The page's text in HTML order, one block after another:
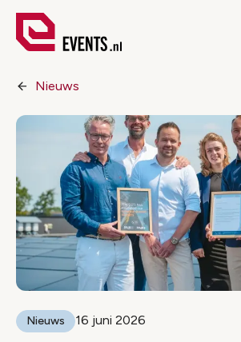
Nieuws
Nieuws 16 juni 2026